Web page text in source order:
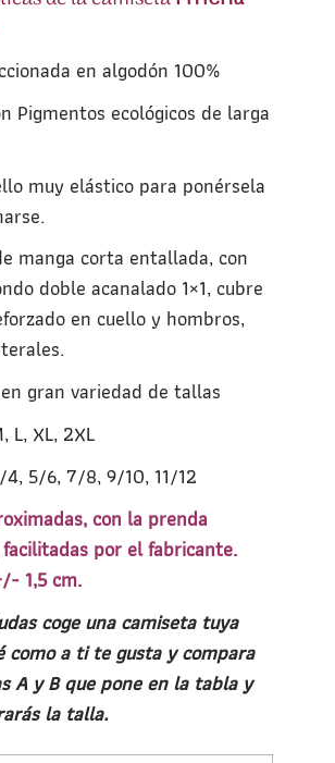
en algodón 100%
Pigmentos ecológicos de larga
muy elástico para ponérsela
manga corta entallada, con
doble acanalado 1×1, cubre
en cuello y hombros,
gran variedad de tallas
L, XL, 2XL
5/6, 7/8, 9/10, 11/12
con la prenda
por el fabricante.
1,5 cm.
coge una camiseta tuya
como a ti te gusta y compara
A y B que pone en la tabla y
la talla.